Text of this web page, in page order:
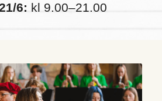
6: kl 9.00–21.00